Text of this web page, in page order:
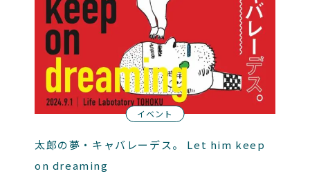
イベント
太郎の夢・キャバレーデス。 Let him keep
on dreaming